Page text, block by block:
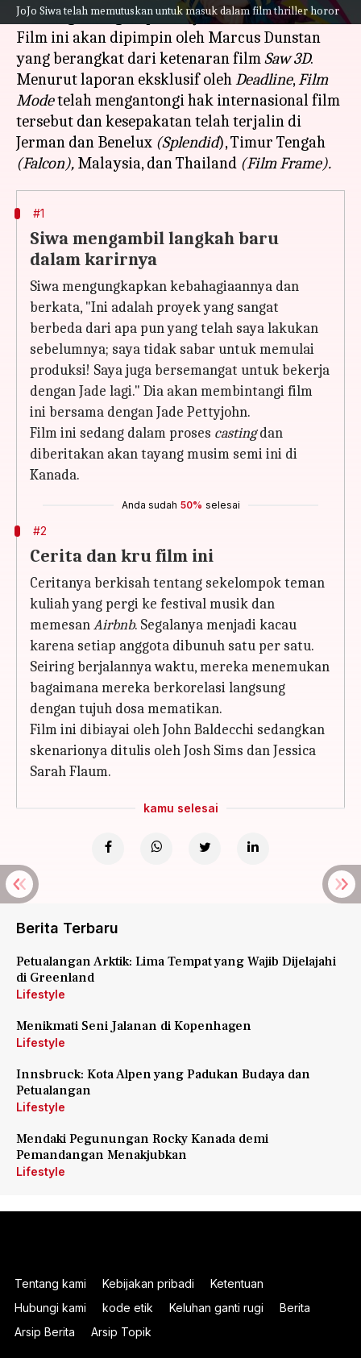
JoJo Siwa telah memutuskan untuk masuk dalam film thriller horor
akan segera digarapAll My Friends Are Dead.
Film ini akan dipimpin oleh Marcus Dunstan
yang berangkat dari ketenaran filmSaw 3D.
Menurut laporan eksklusif olehDeadline,Film
Modetelah mengantongi hak internasional film
tersebut dan kesepakatan telah terjalin di
Jerman dan Benelux (Splendid), Timur Tengah
(Falcon), Malaysia, dan Thailand (Film Frame).
#1
Siwa mengambil langkah baru
dalam karirnya
Siwa mengungkapkan kebahagiaannya dan
berkata, "Ini adalah proyek yang sangat
berbeda dari apa pun yang telah saya lakukan
sebelumnya; saya tidak sabar untuk memulai
produksi! Saya juga bersemangat untuk bekerja
dengan Jade lagi." Dia akan membintangi film
ini bersama dengan Jade Pettyjohn.
Film ini sedang dalam proses castingdan
diberitakan akan tayang musim semi ini di
Kanada.
Anda sudah 50% selesai
#2
Cerita dan kru film ini
Ceritanya berkisah tentang sekelompok teman
kuliah yang pergi ke festival musik dan
memesanAirbnb. Segalanya menjadi kacau
karena setiap anggota dibunuh satu per satu.
Seiring berjalannya waktu, mereka menemukan
bagaimana mereka berkorelasi langsung
dengan tujuh dosa mematikan.
Film ini dibiayai oleh John Baldecchi sedangkan
skenarionya ditulis oleh Josh Sims dan Jessica
Sarah Flaum.
kamu selesai
Berita Terbaru
Petualangan Arktik: Lima Tempat yang Wajib Dijelajahi
di Greenland
Lifestyle
Menikmati Seni Jalanan di Kopenhagen
Lifestyle
Innsbruck: Kota Alpen yang Padukan Budaya dan
Petualangan
Lifestyle
Mendaki Pegunungan Rocky Kanada demi
Pemandangan Menakjubkan
Lifestyle
Tentang kami Kebijakan pribadi
Ketentuan
Hubungi kami
kode etik Keluhan ganti rugi
Berita
Arsip Berita
Arsip Topik